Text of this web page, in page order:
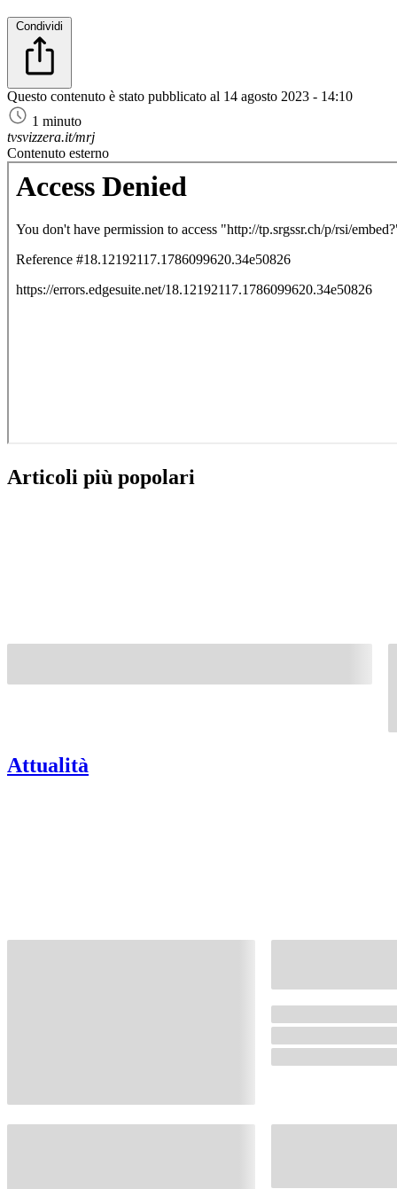
Condividi
Questo contenuto è stato pubblicato al 14 agosto 2023 - 14:10
1 minuto
tvsvizzera.it/mrj
Contenuto esterno
Articoli più popolari
Attualità